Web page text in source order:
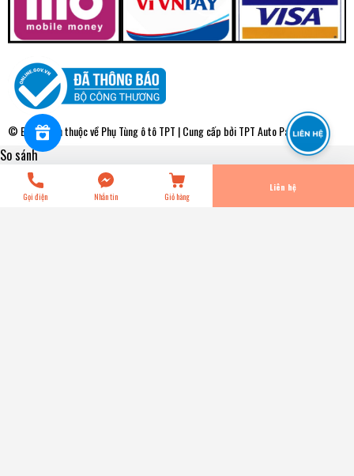
© Bản quyền thuộc vềPhụ Tùng ô tô TPT | Cung cấp bởiTPT Auto Parts
So sánh
HR30308J - Bạc Đạn / Bi Bánh TRƯỚC [Phía Ngoài] Kia
BOXER [40x90x25.25] NSK - Japan
0₫
Tiến Hành Thanh Toán
Gọi điện Nhắn tin Giỏ hàng
Liên hệ